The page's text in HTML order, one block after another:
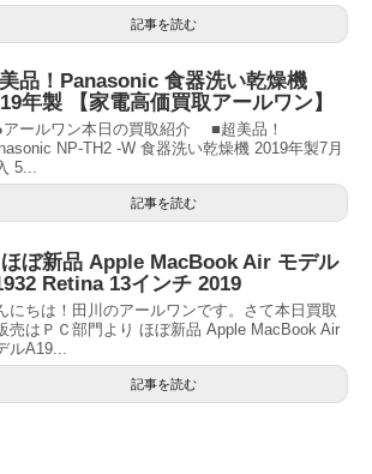
記事を読む
品！Panasonic 食器洗い乾燥機
年製 【家電高価買取アールワン】
ールワン本日の買取紹介 ■超美品！
NP-TH2 -W 食器洗い乾燥機 2019年製7月
5...
記事を読む
ほぼ新品 Apple MacBook Air モデル
Retina 13インチ 2019
にちは！田川のアールワンです。さて本日買取
売はＰＣ部門より ほぼ新品 Apple MacBook Air
ルA19...
記事を読む